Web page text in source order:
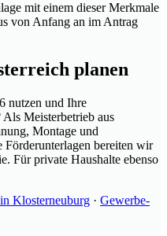
mit einem dieser Merkmale
von Anfang an im Antrag
planen
nutzen und Ihre
Meisterbetrieb aus
Montage und
Förderunterlagen bereiten wir
Für private Haushalte ebenso
Klosterneuburg · Gewerbe-